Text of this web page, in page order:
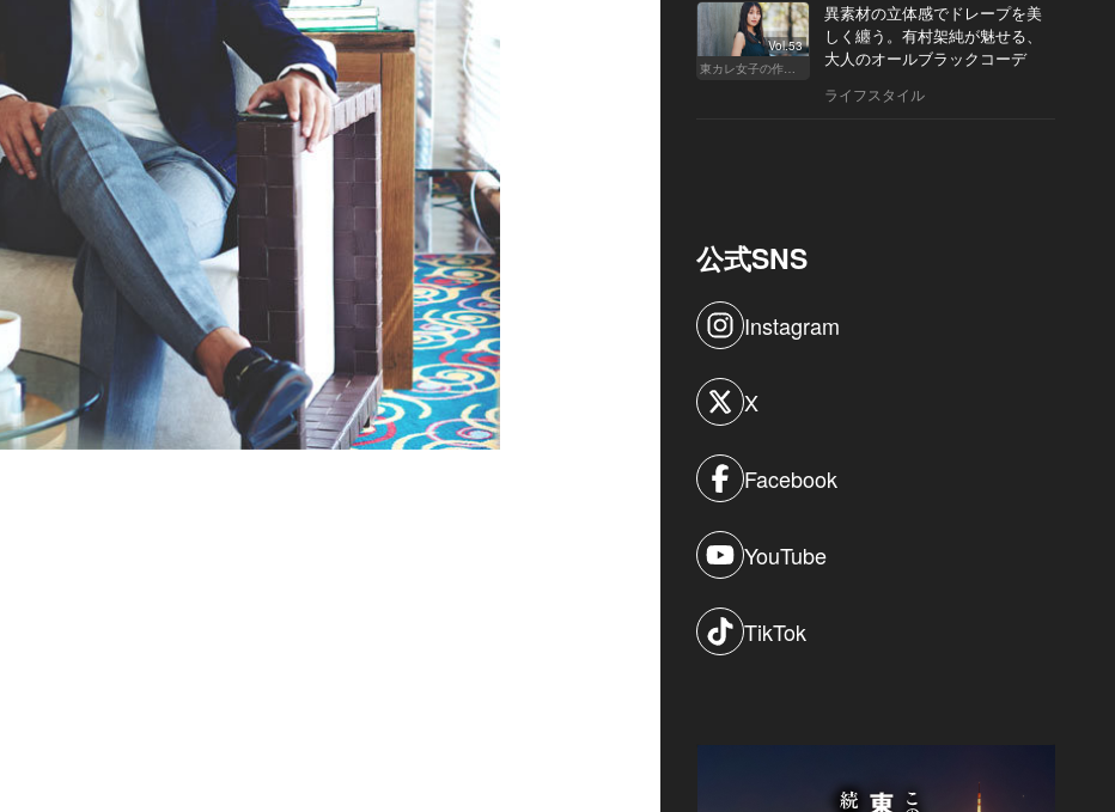
Vol.53
東カレ女子の作り方
異素材の立体感でドレープを美
しく纏う。有村架純が魅せる、
大人のオールブラックコーデ
ライフスタイル
公式SNS
Instagram
X
Facebook
YouTube
TikTok